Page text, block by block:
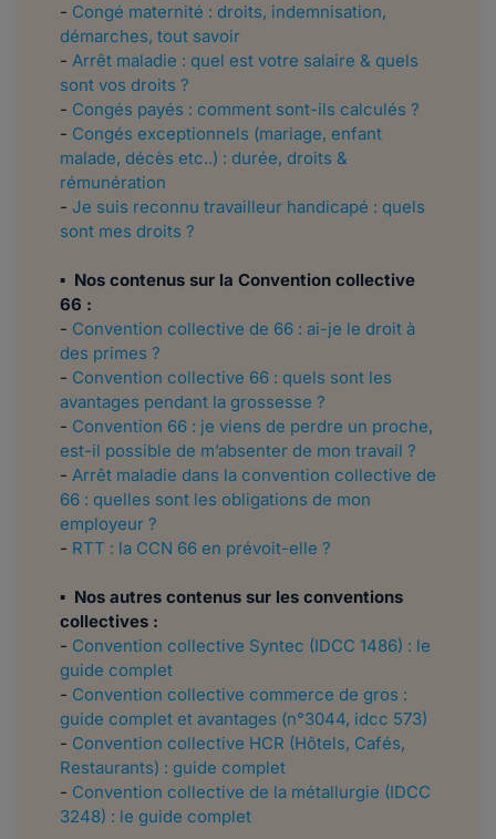
- Congé maternité : droits, indemnisation,
démarches, tout savoir
- Arrêt maladie : quel est votre salaire & quels
sont vos droits ?
- Congés payés : comment sont-ils calculés ?
- Congés exceptionnels (mariage, enfant
malade, décès etc..) : durée, droits &
rémunération
- Je suis reconnu travailleur handicapé : quels
sont mes droits ?
▪ Nos contenus sur la Convention collective
66 :
- Convention collective de 66 : ai-je le droit à
des primes ?
- Convention collective 66 : quels sont les
avantages pendant la grossesse ?
- Convention 66 : je viens de perdre un proche,
est-il possible de m’absenter de mon travail ?
- Arrêt maladie dans la convention collective de
66 : quelles sont les obligations de mon
employeur ?
- RTT : la CCN 66 en prévoit-elle ?
▪ Nos autres contenus sur les conventions
collectives :
- Convention collective Syntec (IDCC 1486) : le
guide complet
- Convention collective commerce de gros :
guide complet et avantages (n°3044, idcc 573)
- Convention collective HCR (Hôtels, Cafés,
Restaurants) : guide complet
- Convention collective de la métallurgie (IDCC
3248) : le guide complet